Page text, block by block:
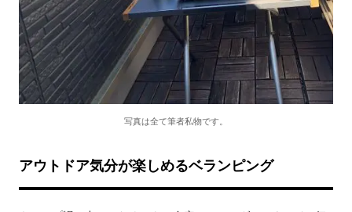
写真は全て筆者私物です。
アウトドア気分が楽しめるベランピング